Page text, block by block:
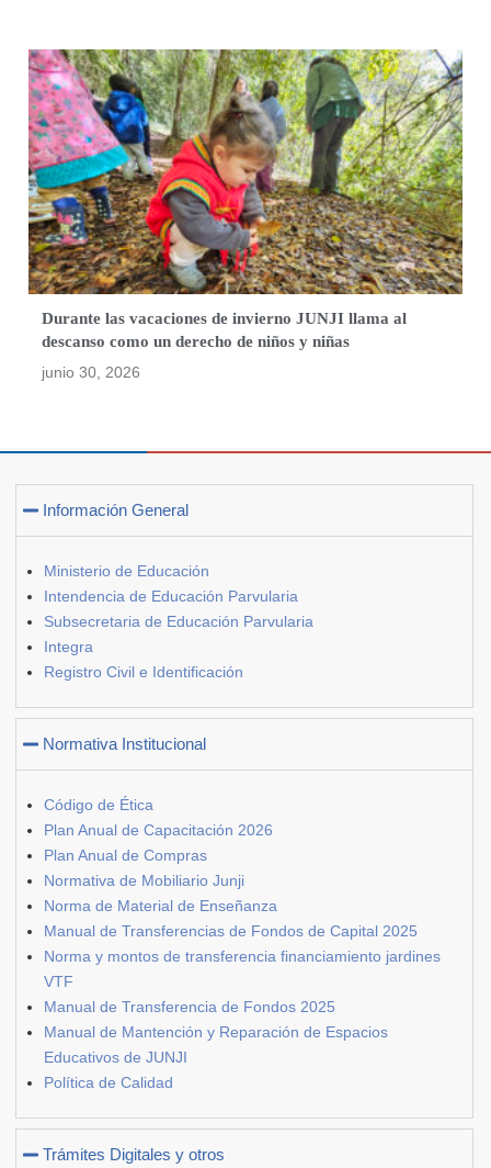
Durante las vacaciones de invierno JUNJI llama al
descanso como un derecho de niños y niñas
junio 30, 2026
Información General
Ministerio de Educación
Intendencia de Educación Parvularia
Subsecretaria de Educación Parvularia
Integra
Registro Civil e Identificación
Normativa Institucional
Código de Ética
Plan Anual de Capacitación 2026
Plan Anual de Compras
Normativa de Mobiliario Junji
Norma de Material de Enseñanza
Manual de Transferencias de Fondos de Capital 2025
Norma y montos de transferencia financiamiento jardines
VTF
Manual de Transferencia de Fondos 2025
Manual de Mantención y Reparación de Espacios
Educativos de JUNJI
Política de Calidad
Trámites Digitales y otros